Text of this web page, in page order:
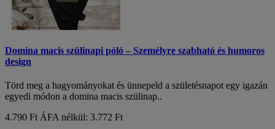
Domina macis szülinapi póló – Személyre szabható és humoros
design
Törd meg a hagyományokat és ünnepeld a születésnapot egy igazán
egyedi módon a domina macis szülinap..
4.790 Ft ÁFA nélkül: 3.772 Ft